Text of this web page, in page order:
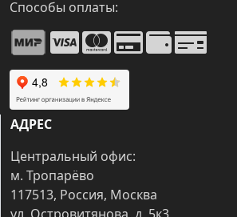
Способы оплаты:
АДРЕС
Центральный офис:
м. Тропарёво
117513, Россия, Москва